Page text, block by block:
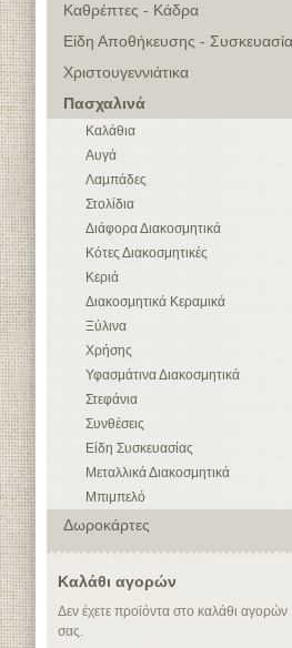
Καθρέπτες - Κάδρα
Είδη Αποθήκευσης -
Χριστουγεννιάτικα
Πασχαλινά
Καλάθια
Αυγά
Λαμπάδες
Στολίδια
Διάφορα Διακοσμητικά
Κότες Διακοσμητικές
Κεριά
Διακοσμητικά Κεραμικά
Ξύλινα
Χρήσης
Υφασμάτινα Διακοσμητικά
Στεφάνια
Συνθέσεις
Είδη Συσκευασίας
Μεταλλικά Διακοσμητικά
Μπιμπελό
Δωροκάρτες
Καλάθι αγορών
Δεν έχετε προϊόντα στο καλάθι αγορών
σας.